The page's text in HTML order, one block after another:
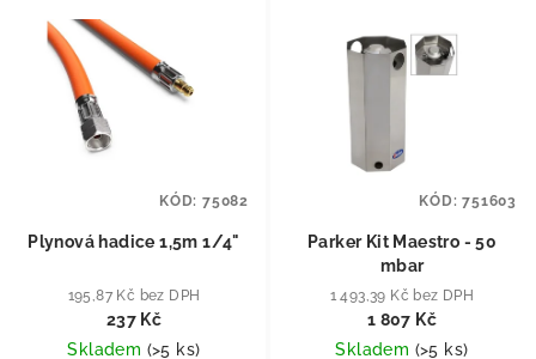
Plynová hadice 1,5m 1/4"
195,87 Kč bez DPH
237 Kč
Skladem (>5 ks)
KÓD: 75082
Parker Kit Maestro - 50
mbar
1 493,39 Kč bez DPH
1 807 Kč
Skladem (>5 ks)
KÓD:751603